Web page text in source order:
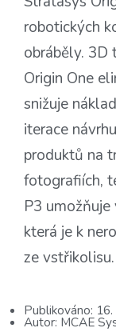
robotických
obráběly. 3D
Origin One
snižuje
iterace
produktů na
fotografiích,
P3
která je k
ze vstřikolisu.
Publikováno:
Autor: MCAE